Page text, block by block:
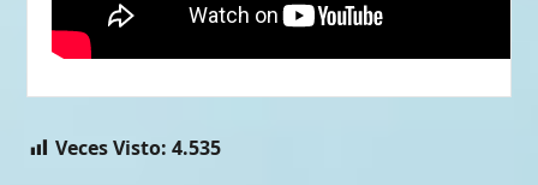
Veces Visto: 4.535